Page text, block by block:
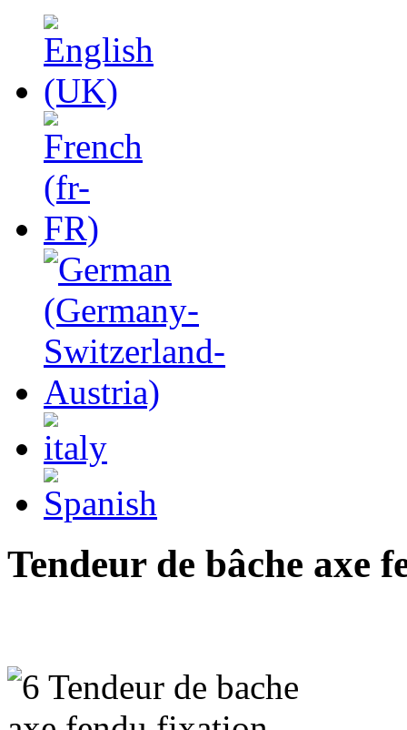
Tendeur de bâche axe